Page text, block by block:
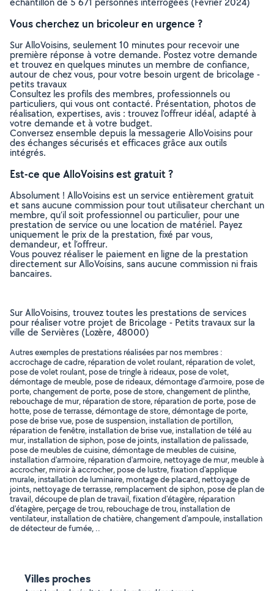
Vous cherchez un bricoleur en urgence ?
Sur AlloVoisins, seulement 10 minutes pour recevoir une
première réponse à votre demande. Postez votre demande
et trouvez en quelques minutes un membre de confiance,
autour de chez vous, pour votre besoin urgent de bricolage -
petits travaux
Consultez les profils des membres, professionnels ou
particuliers, qui vous ont contacté. Présentation, photos de
réalisation, expertises, avis : trouvez l'offreur idéal, adapté à
votre demande et à votre budget.
Conversez ensemble depuis la messagerie AlloVoisins pour
des échanges sécurisés et efficaces grâce aux outils
intégrés.
Est-ce que AlloVoisins est gratuit ?
Absolument ! AlloVoisins est un service entièrement gratuit
et sans aucune commission pour tout utilisateur cherchant un
membre, qu’il soit professionnel ou particulier, pour une
prestation de service ou une location de matériel. Payez
uniquement le prix de la prestation, fixé par vous,
demandeur, et l’offreur.
Vous pouvez réaliser le paiement en ligne de la prestation
directement sur AlloVoisins, sans aucune commission ni frais
bancaires.
Sur AlloVoisins, trouvez toutes les prestations de services
pour réaliser votre projet de Bricolage - Petits travaux sur la
ville de Servières (Lozère, 48000)
Autres exemples de prestations réalisées par nos membres :
accrochage de cadre, réparation de volet roulant, réparation de volet,
pose de volet roulant, pose de tringle à rideaux, pose de volet,
démontage de meuble, pose de rideaux, démontage d'armoire, pose de
porte, changement de porte, pose de store, changement de plinthe,
rebouchage de mur, réparation de store, réparation de porte, pose de
hotte, pose de terrasse, démontage de store, démontage de porte,
pose de brise vue, pose de suspension, installation de portillon,
réparation de fenêtre, installation de brise vue, installation de télé au
mur, installation de siphon, pose de joints, installation de palissade,
pose de meubles de cuisine, démontage de meubles de cuisine,
installation d'armoire, réparation d'armoire, nettoyage de mur, meuble à
accrocher, miroir à accrocher, pose de lustre, fixation d'applique
murale, installation de luminaire, montage de placard, nettoyage de
joints, nettoyage de terrasse, remplacement de siphon, pose de plan de
travail, découpe de plan de travail, fixation d'étagère, réparation
d'étagère, perçage de trou, rebouchage de trou, installation de
ventilateur, installation de chatière, changement d'ampoule, installation
de détecteur de fumée, ..
Villes proches